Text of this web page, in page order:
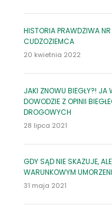
HISTORIA PRAWDZIWA
CUDZOZIEMCA
20 kwietnia 2022
JAKI ZNOWU BIEGŁY?! JA
DOWODZIE Z OPINII
DROGOWYCH
28 lipca 2021
GDY SĄD NIE SKAZUJE,
WARUNKOWYM
31 maja 2021